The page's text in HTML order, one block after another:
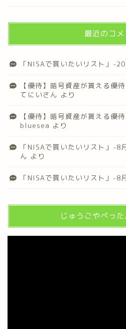
最近のコメ
「NISAで買いたいリスト」-
【優待】暗号資産が貰える優
てにいさん より
【優待】暗号資産が貰える優
bluesea より
「NISAで買いたいリスト」-8
ん より
「NISAで買いたいリスト」-8
じゅうごやぺっ